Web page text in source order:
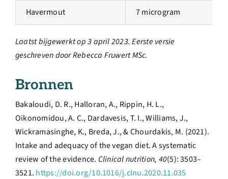
Havermout 7 microgram
Laatst bijgewerkt op 3 april 2023. Eerste versie
geschreven doorRebecca Fruwert MSc.
Bronnen
Bakaloudi, D. R., Halloran, A., Rippin, H. L.,
Oikonomidou, A. C., Dardavesis, T. I., Williams, J.,
Wickramasinghe, K., Breda, J., & Chourdakis, M. (2021).
Intake and adequacy of the vegan diet. A systematic
review of the evidence. Clinical nutrition, 40(5): 3503–
3521. https://doi.org/10.1016/j.clnu.2020.11.035